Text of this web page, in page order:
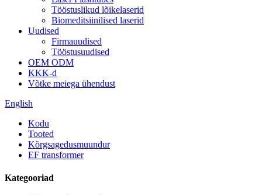
Tööstuslikud lõikelaserid
Biomeditsiinilised laserid
Uudised
Firmauudised
Tööstusuudised
OEM ODM
KKK-d
Võtke meiega ühendust
English
Kodu
Tooted
Kõrgsagedusmuundur
EF transformer
Kategooriad